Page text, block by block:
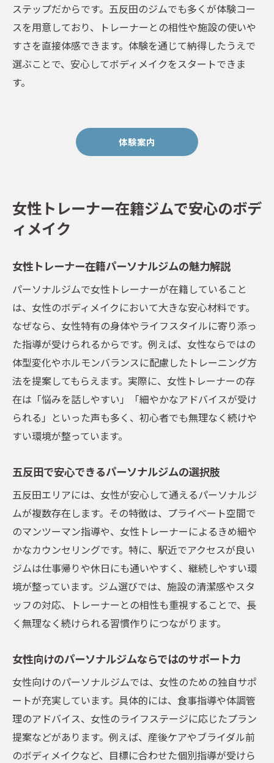
ステップだからです。五反田のジムでも多くが体験コー
スを用意しており、トレーナーとの相性や施設の使いや
すさを直接体感できます。体験を通じて納得したうえで
選ぶことで、安心してボディメイクをスタートできま
す。
体験案内
女性トレーナー在籍ジムで安心のボデ
ィメイク
女性トレーナー在籍パーソナルジムの魅力解説
パーソナルジムで女性トレーナーが在籍していること
は、女性のボディメイクにおいて大きな安心材料です。
なぜなら、女性特有の身体やライフスタイルに寄り添っ
た指導が受けられるからです。例えば、女性ならではの
体型変化やホルモンバランスに配慮したトレーニング方
法を提案してもらえます。実際に、女性トレーナーの存
在は「悩みを話しやすい」「細やかなアドバイスが受け
られる」といった声も多く、初心者でも無理なく続けや
すい環境が整っています。
五反田で安心できるパーソナルジムの選択肢
五反田エリアには、女性が安心して通えるパーソナルジ
ムが複数存在します。その特徴は、プライベート空間で
のマンツーマン指導や、女性トレーナーによるきめ細や
かなカウンセリングです。特に、駅近でアクセスが良い
ジムは仕事帰りや休日にも通いやすく、継続しやすい環
境が整っています。ジム選びでは、施設の清潔感やスタ
ッフの対応、トレーナーとの相性も重視することで、長
く無理なく続けられる習慣作りにつながります。
女性向けのパーソナルジムならではのサポート力
女性向けのパーソナルジムでは、女性のための独自サポ
ートが充実しています。具体的には、食事指導や体調管
理のアドバイス、女性のライフステージに応じたプラン
提案などがあります。例えば、産後ケアやブライダル前
のボディメイクなど、目標に合わせた個別指導が受けら